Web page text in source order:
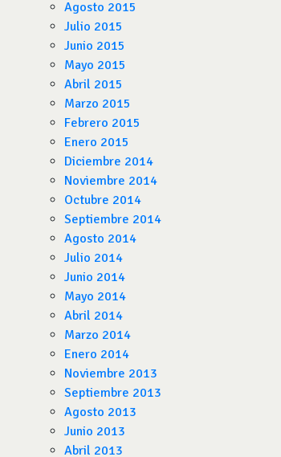
Agosto 2015
Julio 2015
Junio 2015
Mayo 2015
Abril 2015
Marzo 2015
Febrero 2015
Enero 2015
Diciembre 2014
Noviembre 2014
Octubre 2014
Septiembre 2014
Agosto 2014
Julio 2014
Junio 2014
Mayo 2014
Abril 2014
Marzo 2014
Enero 2014
Noviembre 2013
Septiembre 2013
Agosto 2013
Junio 2013
Abril 2013